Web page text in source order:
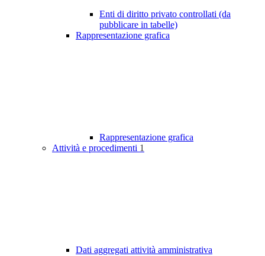
Enti di diritto privato controllati (da
pubblicare in tabelle)
Rappresentazione grafica
Rappresentazione grafica
Attività e procedimenti 1
Dati aggregati attività amministrativa